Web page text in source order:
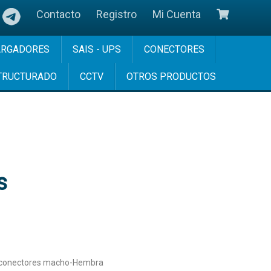
Mi Cuenta
Registro
Contacto
SAIS - UPS CONECTORES
CCTV OTROS PRODUCTOS
macho-Hembra